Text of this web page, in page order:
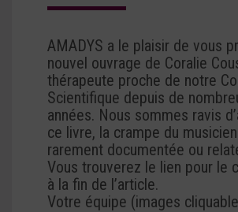
AMADYS a le plaisir de vous
nouvel ouvrage de Coralie
thérapeute proche de notre
Scientifique depuis de
années. Nous sommes ravis
ce livre, la crampe du
rarement documentée ou
Vous trouverez le lien pour le
à la fin de l’article.
Votre équipe (images